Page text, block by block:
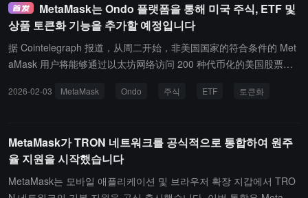
MetaMask는 Ondo 플랫폼을 통해 미국 주식, ETF 및
상품 토큰화 기능을 추가할 예정입니다
据 Cointelegraph 报道，从周二开始，非美国国家的符合条件的 Met
aMask 用户将能够通过以太坊网络访问 200 种代币化的美国股票、E
ps 以 Circle 的 USDC 进行交换来获取代币化资产，将稳定币兑换成
2026-02-03 MetaMask Ondo 주식 ETF 토큰화
MetaMask가 TRON 네트워크를 공식적으로 통합하여 원주
율 지원을 시작했습니다
MetaMask는 모바일 애플리케이션 및 브라우저 확장 지갑에서 TRO